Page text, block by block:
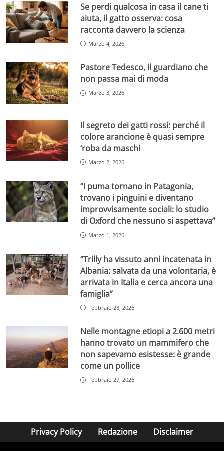
Se perdi qualcosa in casa il cane ti
aiuta, il gatto osserva: cosa
racconta davvero la scienza
Marzo 4, 2026
Pastore Tedesco, il guardiano che
non passa mai di moda
Marzo 3, 2026
Il segreto dei gatti rossi: perché il
colore arancione è quasi sempre
‘roba da maschi
Marzo 2, 2026
“I puma tornano in Patagonia,
trovano i pinguini e diventano
improvvisamente sociali: lo studio
di Oxford che nessuno si aspettava”
Marzo 1, 2026
“Trilly ha vissuto anni incatenata in
Albania: salvata da una volontaria, è
arrivata in Italia e cerca ancora una
famiglia”
Febbraio 28, 2026
Nelle montagne etiopi a 2.600 metri
hanno trovato un mammifero che
non sapevamo esistesse: è grande
come un pollice
Febbraio 27, 2026
Privacy Policy Redazione Disclaimer